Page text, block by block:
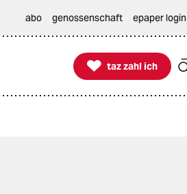
abo genossenschaft epaper login

taz zahl ich
taz zahl ich